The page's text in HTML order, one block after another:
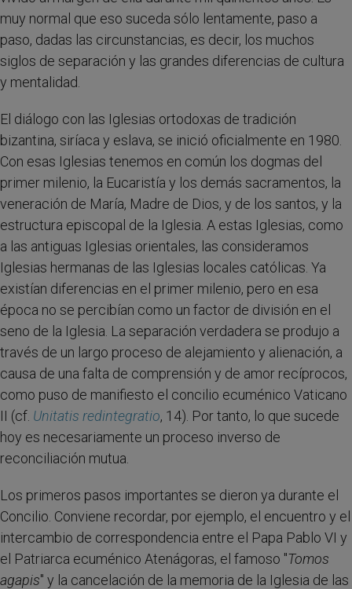
muy normal que eso suceda sólo lentamente, paso a
paso, dadas las circunstancias, es decir, los muchos
siglos de separación y las grandes diferencias de cultura
y mentalidad.
El diálogo con las Iglesias ortodoxas de tradición
bizantina, siríaca y eslava, se inició oficialmente en 1980.
Con esas Iglesias tenemos en común los dogmas del
primer milenio, la Eucaristía y los demás sacramentos, la
veneración de María, Madre de Dios, y de los santos, y la
estructura episcopal de la Iglesia. A estas Iglesias, como
a las antiguas Iglesias orientales, las consideramos
Iglesias hermanas de las Iglesias locales católicas. Ya
existían diferencias en el primer milenio, pero en esa
época no se percibían como un factor de división en el
seno de la Iglesia. La separación verdadera se produjo a
través de un largo proceso de alejamiento y alienación, a
causa de una falta de comprensión y de amor recíprocos,
como puso de manifiesto el concilio ecuménico Vaticano
II (cf. Unitatis redintegratio, 14). Por tanto, lo que sucede
hoy es necesariamente un proceso inverso de
reconciliación mutua.
Los primeros pasos importantes se dieron ya durante el
Concilio. Conviene recordar, por ejemplo, el encuentro y el
intercambio de correspondencia entre el Papa Pablo VI y
el Patriarca ecuménico Atenágoras, el famoso "Tomos
agapis" y la cancelación de la memoria de la Iglesia de las